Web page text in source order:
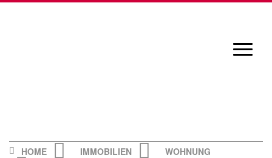
HOME IMMOBILIEN
WOHNUNG